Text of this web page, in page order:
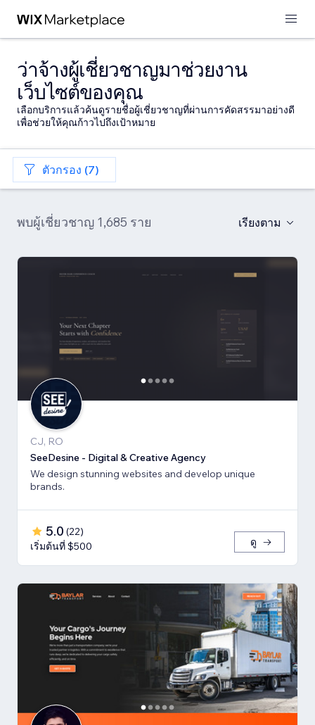
ว่าจ้างผู้เชี่ยวชาญมาช่วยงาน
เว็บไซต์ของคุณ
เลือกบริการแล้วค้นดูรายชื่อผู้เชี่ยวชาญที่ผ่านการคัดสรรมาอย่างดี
เพื่อช่วยให้คุณก้าวไปถึงเป้าหมาย
ตัวกรอง (7)
พบผู้เชี่ยวชาญ 1,685 ราย เรียงตาม
CJ, RO
SeeDesine - Digital & Creative Agency
We design stunning websites and develop unique
brands.
5.0 (22)
เริ่มต้นที่ $500
ดู